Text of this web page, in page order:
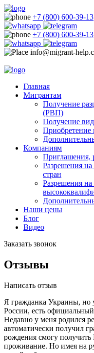
+7 (800) 600-39-13
+7 (800) 600-39-13
info@migrant-
Главная
Мигрантам
Получение
(РВП)
Получение
Приобретение
Компаниям
Приглашения,
Разрешения на
стран
Разрешения на
Наши цены
Блог
Видео
Заказать звонок
Отзывы
Написать отзыв
Я гражданка Украины, но
России, есть
Недавно у меня родился
автоматически получил
рождения смогу
проживание. Но имея на